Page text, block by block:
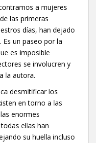
a mujeres
las primeras
días, han dejado
Es un paseo por la
es imposible
se involucren y
la autora.
desmitificar los
en torno a las
enormes
ellas han
su huella incluso